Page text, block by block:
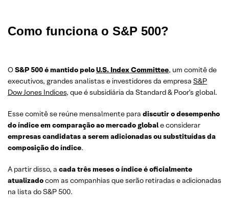
Como funciona o S&P 500?
OS&P 500 é mantido peloU.S. Index Committee, um comitê de
executivos, grandes analistas e investidores da empresa S&P
Dow Jones Indices, que é subsidiária da Standard & Poor’s global.
Esse comitê se reúne mensalmente para discutir o desempenho
do índice em comparação ao mercado globale considerar
empresas candidatas a serem adicionadas ou substituídas da
composição do índice.
A partir disso, a cada três meses o índice é oficialmente
atualizadocom as companhias que serão retiradas e adicionadas
na lista do S&P 500.